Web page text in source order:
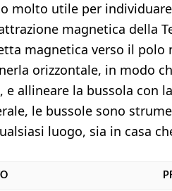
molto utile per
magnetica della
magnetica verso il
orizzontale, in modo
allineare la bussola con
le bussole sono
luogo, sia in casa